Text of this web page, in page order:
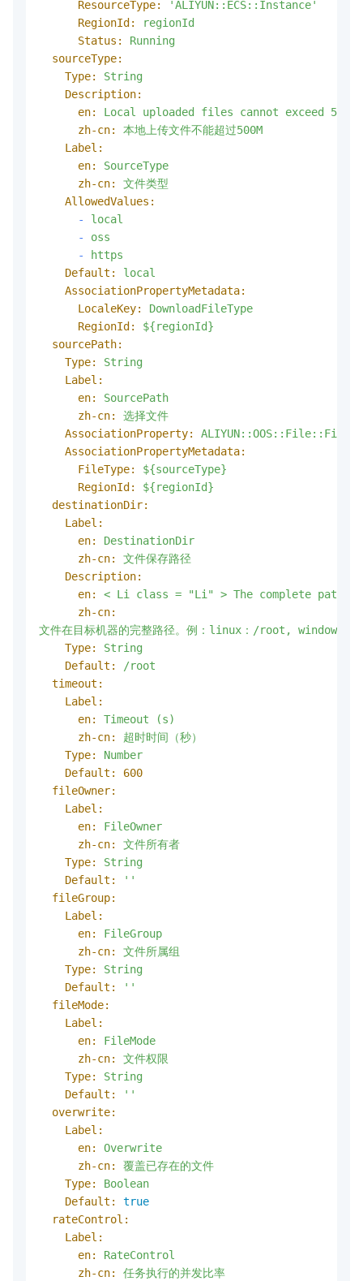
ResourceType:
'ALIYUN::ECS::Instance'
RegionId:
regionId
Status:
Running
sourceType:
Type:
String
Description:
en:
Local uploaded files cannot exceed
500M
zh-cn:
本地上传文件不能超过500M
Label:
en:
SourceType
zh-cn:
文件类型
AllowedValues:
-
local
-
oss
-
https
Default:
local
AssociationPropertyMetadata:
LocaleKey:
DownloadFileType
RegionId:
${regionId}
sourcePath:
Type:
String
Label:
en:
SourcePath
zh-cn:
选择文件
AssociationProperty:
AssociationPropertyMetadata:
FileType:
${sourceType}
RegionId:
${regionId}
destinationDir:
Label:
en:
DestinationDir
zh-cn:
文件保存路径
Description:
en:
< Li class = "Li" > The complete path
zh-cn:
文件在目标机器的完整路径。例：linux：/root,
windows：
Type:
String
Default:
/root
timeout:
Label:
en:
Timeout
(s)
zh-cn:
超时时间（秒）
Type:
Number
Default:
600
fileOwner:
Label:
en:
FileOwner
zh-cn:
文件所有者
Type:
String
Default:
''
fileGroup:
Label:
en:
FileGroup
zh-cn:
文件所属组
Type:
String
Default:
''
fileMode:
Label:
en:
FileMode
zh-cn:
文件权限
Type:
String
Default:
''
overwrite:
Label:
en:
Overwrite
zh-cn:
覆盖已存在的文件
Type:
Boolean
Default:
true
rateControl:
Label:
en:
RateControl
zh-cn:
任务执行的并发比率